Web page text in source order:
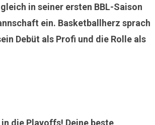
in seiner ersten BBL-Saison
ein. Basketballherz sprach
Debüt als Profi und die Rolle als
die Playoffs! Deine beste